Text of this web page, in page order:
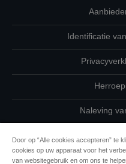
Identificatie
Naleving
Door op “Alle cookies accepteren” te
cookies op uw apparaat voor het
van websitegebruik en om ons te